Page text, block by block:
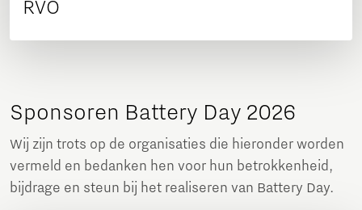
RVO
Sponsoren Battery Day 2026
Wij zijn trots op de organisaties die hieronder worden
vermeld en bedanken hen voor hun betrokkenheid,
bijdrage en steun bij het realiseren van Battery Day.